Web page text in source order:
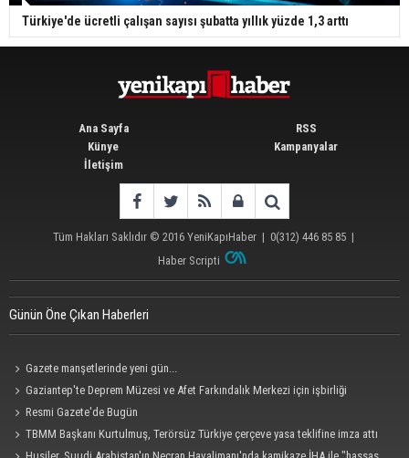
Türkiye'de ücretli çalışan sayısı şubatta yıllık yüzde 1,3 arttı
Ana Sayfa
Künye
İletişim
RSS
Kampanyalar
Tüm Hakları Saklıdır © 2016 YeniKapıHaber| 0(312) 446 85 85|
Haber Scripti
Günün Öne Çıkan Haberleri
Gazete manşetlerinde yeni gün...
Gaziantep'te Deprem Müzesi ve Afet Farkındalık Merkezi için işbirliği
protokolü imzalandı
Resmi Gazete'de Bugün
TBMM Başkanı Kurtulmuş, Terörsüz Türkiye çerçeve yasa teklifine imza attı